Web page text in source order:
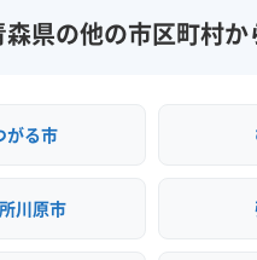
トなし
森県の他の市区町村か
がる市
川原市